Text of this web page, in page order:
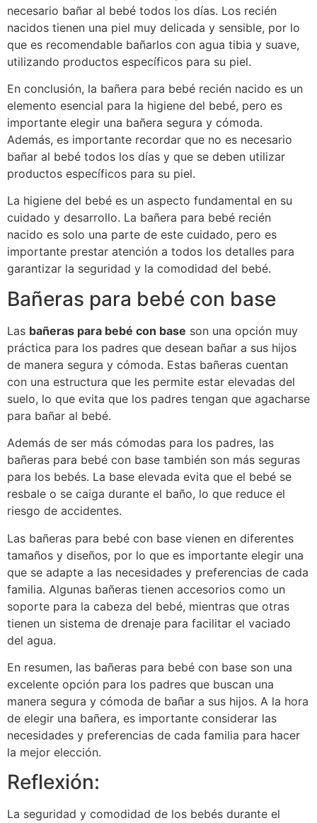
necesario bañar al bebé todos los días. Los recién
nacidos tienen una piel muy delicada y sensible, por lo
que es recomendable bañarlos con agua tibia y suave,
utilizando productos específicos para su piel.
En conclusión, la bañera para bebé recién nacido es un
elemento esencial para la higiene del bebé, pero es
importante elegir una bañera segura y cómoda.
Además, es importante recordar que no es necesario
bañar al bebé todos los días y que se deben utilizar
productos específicos para su piel.
La higiene del bebé es un aspecto fundamental en su
cuidado y desarrollo. La bañera para bebé recién
nacido es solo una parte de este cuidado, pero es
importante prestar atención a todos los detalles para
garantizar la seguridad y la comodidad del bebé.
Bañeras para bebé con base
Las bañeras para bebé con base son una opción muy
práctica para los padres que desean bañar a sus hijos
de manera segura y cómoda. Estas bañeras cuentan
con una estructura que les permite estar elevadas del
suelo, lo que evita que los padres tengan que agacharse
para bañar al bebé.
Además de ser más cómodas para los padres, las
bañeras para bebé con base también son más seguras
para los bebés. La base elevada evita que el bebé se
resbale o se caiga durante el baño, lo que reduce el
riesgo de accidentes.
Las bañeras para bebé con base vienen en diferentes
tamaños y diseños, por lo que es importante elegir una
que se adapte a las necesidades y preferencias de cada
familia. Algunas bañeras tienen accesorios como un
soporte para la cabeza del bebé, mientras que otras
tienen un sistema de drenaje para facilitar el vaciado
del agua.
En resumen, las bañeras para bebé con base son una
excelente opción para los padres que buscan una
manera segura y cómoda de bañar a sus hijos. A la hora
de elegir una bañera, es importante considerar las
necesidades y preferencias de cada familia para hacer
la mejor elección.
Reflexión:
La seguridad y comodidad de los bebés durante el